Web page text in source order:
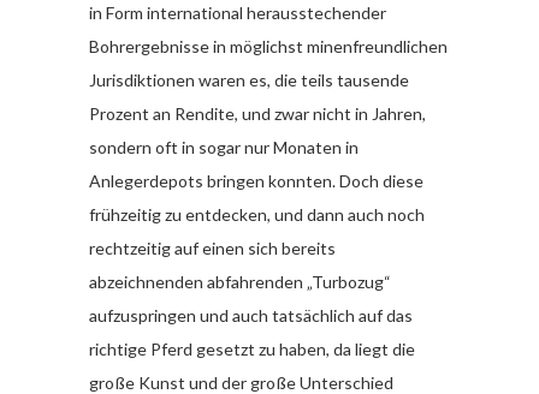
in Form international herausstechender
Bohrergebnisse in möglichst minenfreundlichen
Jurisdiktionen waren es, die teils tausende
Prozent an Rendite, und zwar nicht in Jahren,
sondern oft in sogar nur Monaten in
Anlegerdepots bringen konnten. Doch diese
frühzeitig zu entdecken, und dann auch noch
rechtzeitig auf einen sich bereits
abzeichnenden abfahrenden „Turbozug“
aufzuspringen und auch tatsächlich auf das
richtige Pferd gesetzt zu haben, da liegt die
große Kunst und der große Unterschied